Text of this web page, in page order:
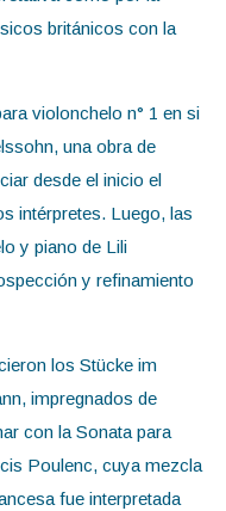
británicos con la
violonchelo n° 1 en si
una obra de
desde el inicio el
intérpretes. Luego, las
y piano de Lili
y refinamiento
los Stücke im
impregnados de
con la Sonata para
Poulenc, cuya mezcla
fue interpretada